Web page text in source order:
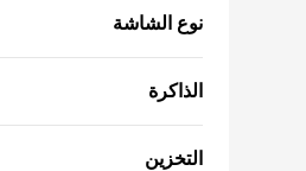
نوع الشاشة
الذاكرة
التخزين